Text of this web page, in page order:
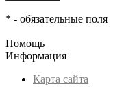
* - обязательные поля
Помощь
Информация
Карта сайта